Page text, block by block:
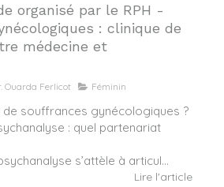
organisé par le RPH -
: clinique de
médecine et
Ouarda Ferlicot Féminin
de souffrances gynécologiques ?
: quel partenariat
s’attèle à articul...
Lire l'article